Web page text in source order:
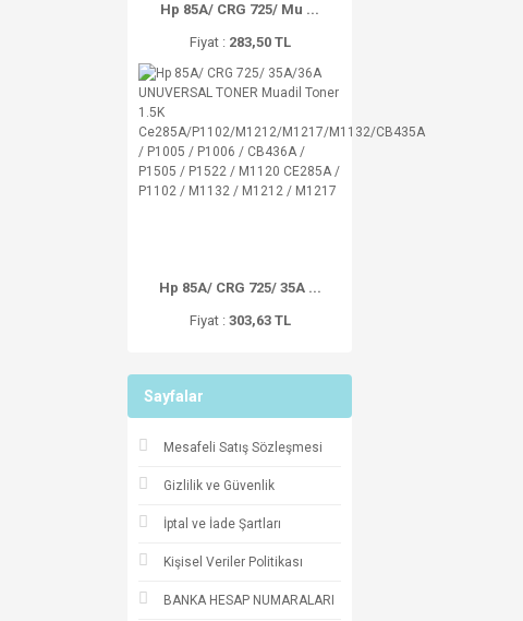
Hp 85A/ CRG 725/ Mu ...
Fiyat : 283,50 TL
Hp 85A/ CRG 725/ 35A ...
Fiyat : 303,63 TL
Sayfalar
Mesafeli Satış Sözleşmesi
Gizlilik ve Güvenlik
İptal ve İade Şartları
Kişisel Veriler Politikası
BANKA HESAP NUMARALARI